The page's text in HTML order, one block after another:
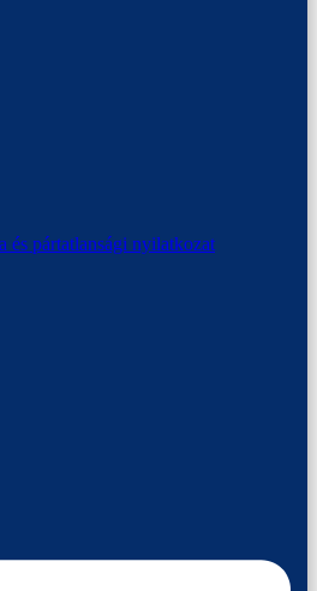
és pártatlansági nyilatkozat